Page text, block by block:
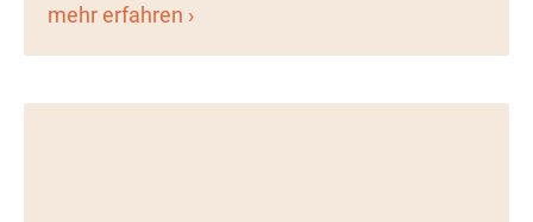
mehr erfahren Der